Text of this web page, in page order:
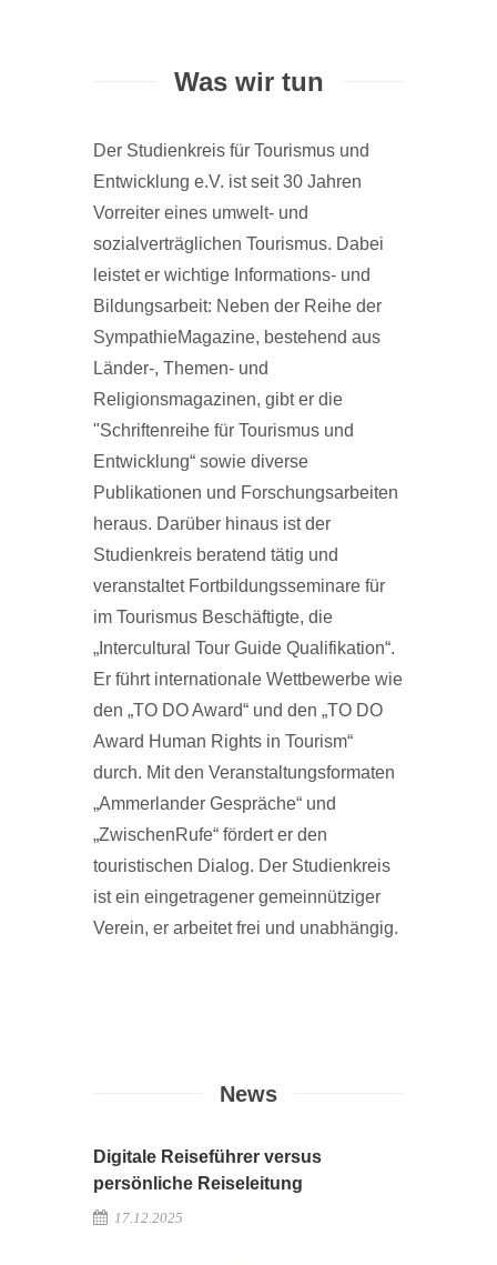
Was wir tun
Der Studienkreis für Tourismus und
Entwicklung e.V. ist seit 30 Jahren
Vorreiter eines umwelt- und
sozialverträglichen Tourismus. Dabei
leistet er wichtige Informations- und
Bildungsarbeit: Neben der Reihe der
SympathieMagazine, bestehend aus
Länder-, Themen- und
Religionsmagazinen, gibt er die
"Schriftenreihe für Tourismus und
Entwicklung“ sowie diverse
Publikationen und Forschungsarbeiten
heraus. Darüber hinaus ist der
Studienkreis beratend tätig und
veranstaltet Fortbildungsseminare für
im Tourismus Beschäftigte, die
„Intercultural Tour Guide Qualifikation“.
Er führt internationale Wettbewerbe wie
den „TO DO Award“ und den „TO DO
Award Human Rights in Tourism“
durch. Mit den Veranstaltungsformaten
„Ammerlander Gespräche“ und
„ZwischenRufe“ fördert er den
touristischen Dialog. Der Studienkreis
ist ein eingetragener gemeinnütziger
Verein, er arbeitet frei und unabhängig.
News
Digitale Reiseführer versus
persönliche Reiseleitung
17.12.2025